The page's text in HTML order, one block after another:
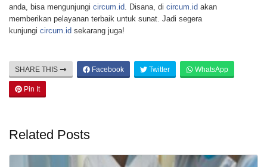
anda, bisa mengunjungi circum.id . Disana, di circum.id akan
memberikan pelayanan terbaik untuk sunat. Jadi segera
kunjungi circum.id sekarang juga!
SHARE THIS Facebook Twitter WhatsApp
Pin It
Related Posts